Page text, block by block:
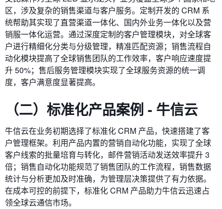
区，涉及复杂的销售渠道与客户服务。定制开发的 CRM 系
统帮助其实现了直营渠道一体化、国内外业务一体化以及营
销服一体化运营。通过深度定制的客户管理模块，对全球客
户进行精细化分类与分级管理，精准匹配资源；销售流程自
动化模块提高了全球销售团队的工作效率，客户响应速度提
升 50%；售后服务管理模块实现了全球服务资源的统一调
度，客户满意度显著提高。
（二）标准化产品案例 - 牛信云
牛信云在业务初期选择了标准化 CRM 产品，快速搭建了客
户管理框架。利用产品内置的营销自动化功能，实现了全球
客户线索的批量培育与转化，邮件营销活动发送效率提升 3
倍；销售自动化功能规范了销售团队的工作流程，销售数据
统计与分析更加及时准确，为管理层决策提供了有力依据。
在成本可控的前提下，标准化 CRM 产品助力牛信云迅速占
领全球云通信市场。